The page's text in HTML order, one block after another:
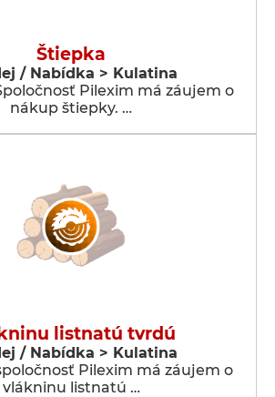
Štiepka
/ Nabídka > Kulatina
Pilexim má záujem o
nákup štiepky. …
listnatú tvrdú
/ Nabídka > Kulatina
Pilexim má záujem o
vlákninu listnatú …